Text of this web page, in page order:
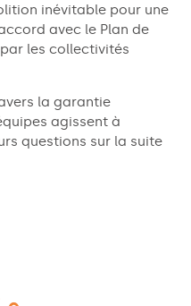
inévitable pour une
avec le Plan de
les collectivités
la garantie
agissent à
questions sur la suite